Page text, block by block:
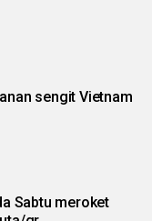
sengit Vietnam
Sabtu meroket